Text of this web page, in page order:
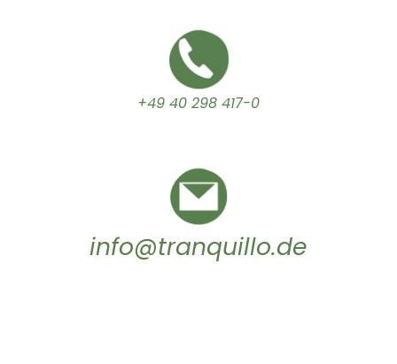
+49 40 298 417-0
info@tranquillo.de